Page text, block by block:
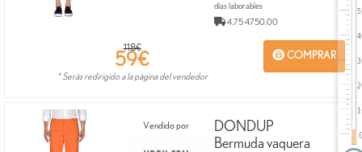
días laborables
4.75 4750.00
COMPRAR
118€
59€
* Serás redirigido a la página del vendedor
Vendido por
DONDUP
Bermuda vaquera